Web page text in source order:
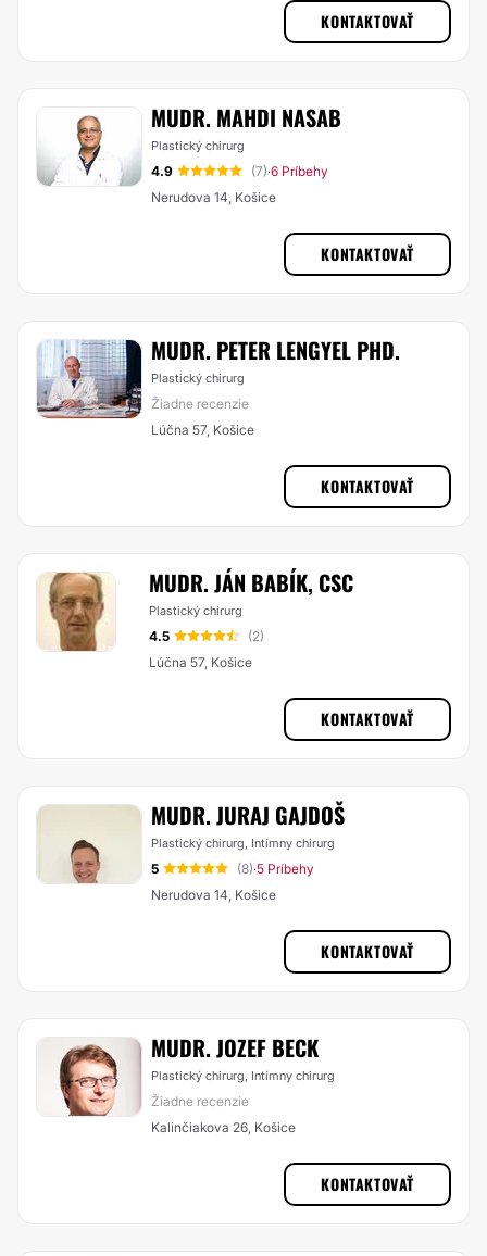
KONTAKTOVAŤ
MUDR. MAHDI NASAB
Plastický chirurg
4.9 (7)·6 Príbehy
Nerudova 14, Košice
KONTAKTOVAŤ
MUDR. PETER LENGYEL PHD.
Plastický chirurg
Žiadne recenzie
Lúčna 57, Košice
KONTAKTOVAŤ
MUDR. JÁN BABÍK, CSC
Plastický chirurg
4.5
(2)
Lúčna 57, Košice
KONTAKTOVAŤ
MUDR. JURAJ GAJDOŠ
Plastický chirurg, Intímny chirurg
5 (8)·5 Príbehy
Nerudova 14, Košice
KONTAKTOVAŤ
MUDR. JOZEF BECK
Plastický chirurg, Intímny chirurg
Žiadne recenzie
Kalinčiakova 26, Košice
KONTAKTOVAŤ